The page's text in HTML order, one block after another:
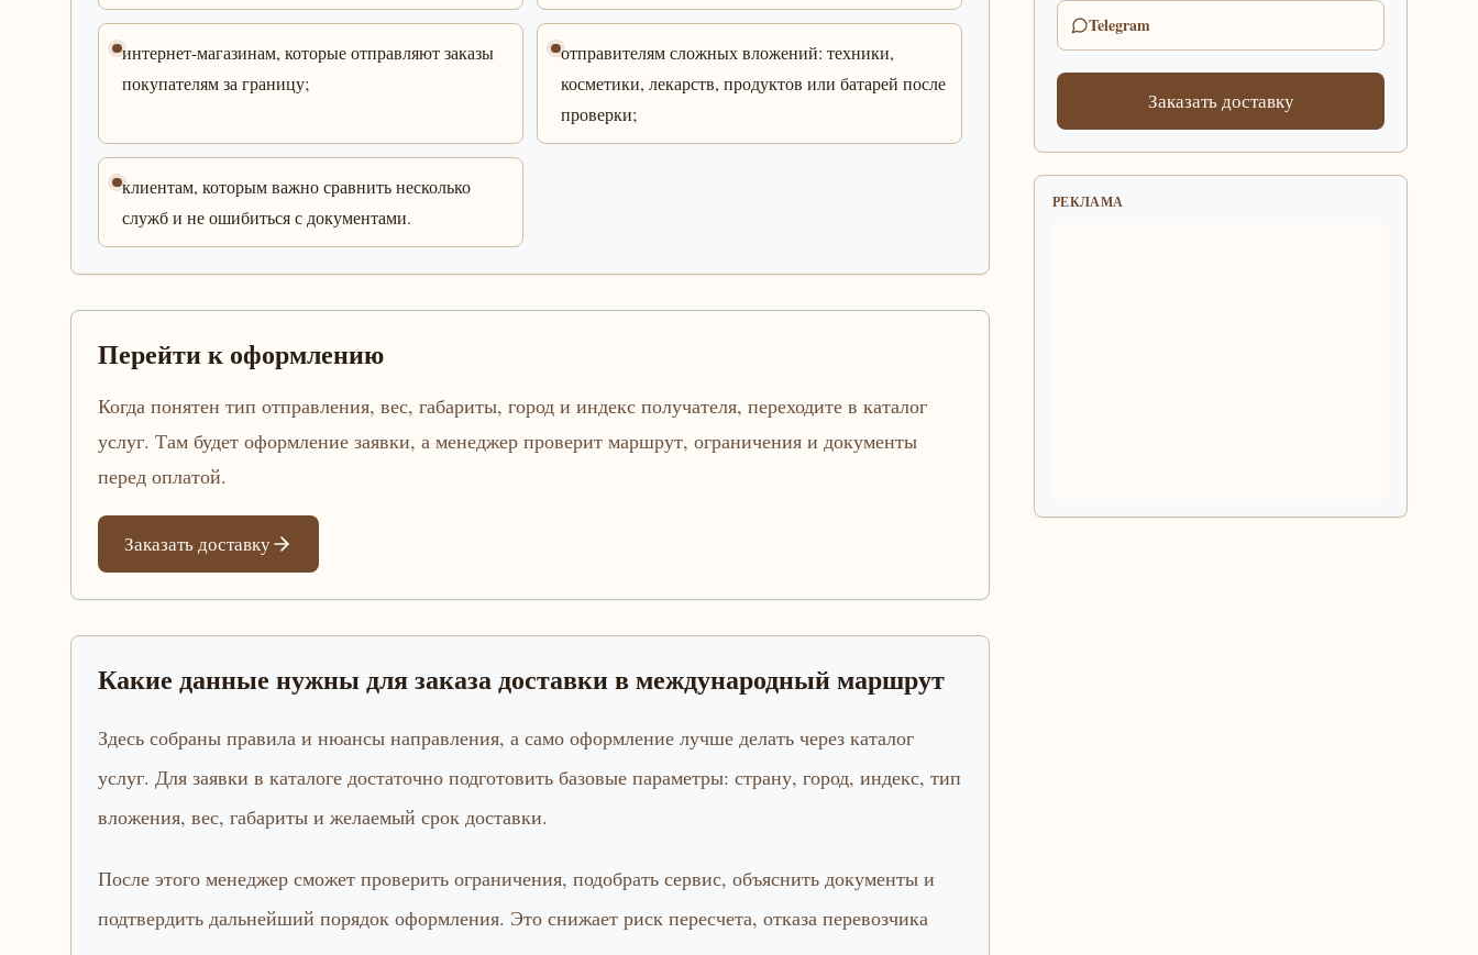
интернет-магазинам, которые отправляют заказы
покупателям за границу;
отправителям сложных вложений: техники,
косметики, лекарств, продуктов или батарей после
проверки;
клиентам, которым важно сравнить несколько
служб и не ошибиться с документами.
Перейти к оформлению
Когда понятен тип отправления, вес, габариты, город и индекс получателя, переходите в каталог
услуг. Там будет оформление заявки, а менеджер проверит маршрут, ограничения и документы
перед оплатой.
Заказать доставку
Какие данные нужны для заказа доставки в международный маршрут
Здесь собраны правила и нюансы направления, а само оформление лучше делать через каталог
услуг. Для заявки в каталоге достаточно подготовить базовые параметры: страну, город, индекс, тип
вложения, вес, габариты и желаемый срок доставки.
После этого менеджер сможет проверить ограничения, подобрать сервис, объяснить документы и
подтвердить дальнейший порядок оформления. Это снижает риск пересчета, отказа перевозчика
Telegram
Заказать доставку
РЕКЛАМА